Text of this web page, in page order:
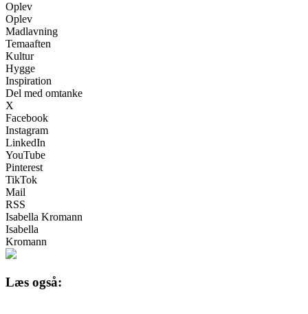
Oplev
Oplev
Madlavning
Temaaften
Kultur
Hygge
Inspiration
Del med omtanke
X
Facebook
Instagram
LinkedIn
YouTube
Pinterest
TikTok
Mail
RSS
Isabella Kromann
Isabella
Kromann
Læs også: